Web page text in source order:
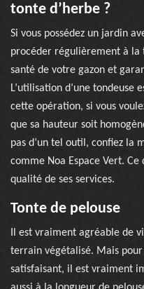
tonte d’herbe ?
Si vous possédez un jardin
procéder régulièrement à la
santé de votre gazon et
L’utilisation d’une tondeuse
cette opération, si vous
que sa hauteur soit
pas d’un tel outil, confiez la
comme Noa Espace Vert.
qualité de ses services.
Tonte de pelouse
Il est vraiment agréable de
terrain végétalisé. Mais
satisfaisant, il est vraiment